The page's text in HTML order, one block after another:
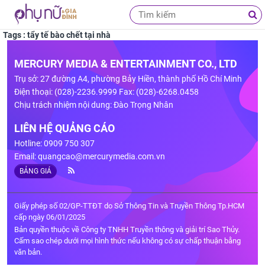
Tags : tẩy tế bào chết tại nhà
MERCURY MEDIA & ENTERTAINMENT CO., LTD
Trụ sở: 27 đường A4, phường Bảy Hiền, thành phố Hồ Chí Minh
Điện thoại: (028)-2236.9999 Fax: (028)-6268.0458
Chịu trách nhiệm nội dung: Đào Trọng Nhân
LIÊN HỆ QUẢNG CÁO
Hotline: 0909 750 307
Email:quangcao@mercurymedia.com.vn
BẢNG GIÁ
Giấy phép số 02/GP-TTĐT do Sở Thông Tin và Truyền Thông Tp.HCM
cấp ngày 06/01/2025
Bản quyền thuộc về Công ty TNHH Truyền thông và giải trí Sao Thủy.
Cấm sao chép dưới mọi hình thức nếu không có sự chấp thuận bằng
văn bản.